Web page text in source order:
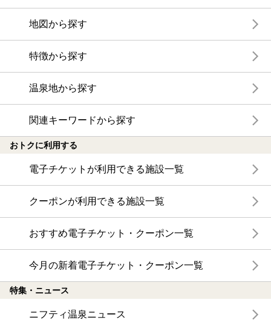
地図から探す
特徴から探す
温泉地から探す
関連キーワードから探す
おトクに利用する
電子チケットが利用できる施設一覧
クーポンが利用できる施設一覧
おすすめ電子チケット・クーポン一覧
今月の新着電子チケット・クーポン一覧
特集・ニュース
ニフティ温泉ニュース